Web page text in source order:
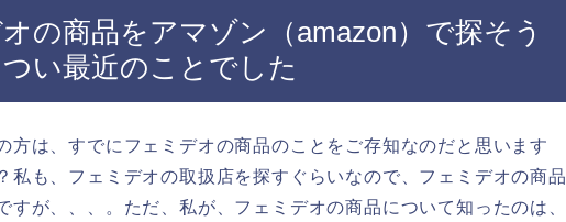
の商品をアマゾン（amazon）で探そう
い最近のことでした
方は、すでにフェミデオの商品のことをご存知なのだと思います
私も、フェミデオの取扱店を探すぐらいなので、フェミデオの商品
すが、、、。ただ、私が、フェミデオの商品について知ったのは、